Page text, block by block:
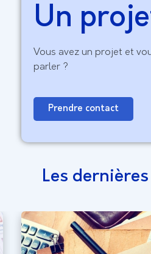
Un
Vous avez un projet et
parler ?
Prendre contact
Les